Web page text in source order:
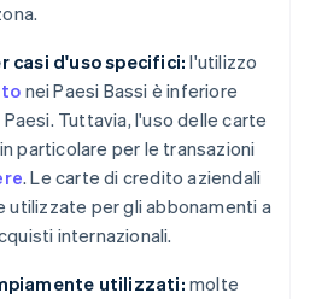
casi d'uso specifici: l'utilizzo
nei Paesi Bassi è inferiore
Tuttavia, l'uso delle carte
particolare per le transazioni
. Le carte di credito aziendali
utilizzate per gli abbonamenti a
internazionali.
utilizzati:molte